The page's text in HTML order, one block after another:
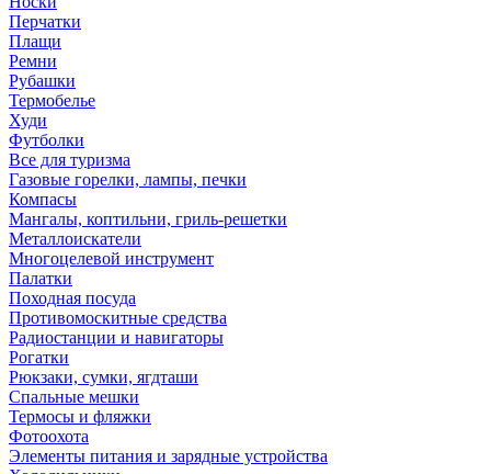
Перчатки
Плащи
Ремни
Рубашки
Термобелье
Худи
Футболки
Все для туризма
Газовые горелки, лампы, печки
Компасы
Мангалы, коптильни, гриль-решетки
Металлоискатели
Многоцелевой инструмент
Палатки
Походная посуда
Противомоскитные средства
Радиостанции и навигаторы
Рогатки
Рюкзаки, сумки, ягдташи
Спальные мешки
Термосы и фляжки
Фотоохота
Элементы питания и зарядные устройства